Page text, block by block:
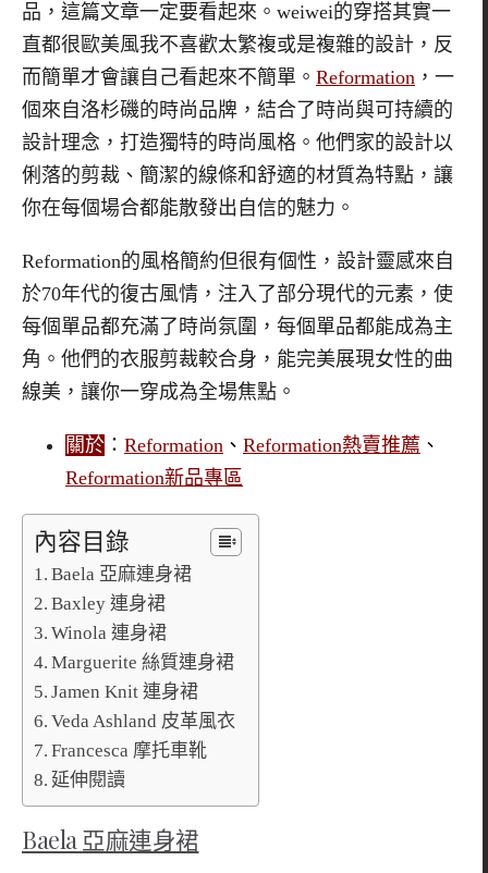
品，這篇文章一定要看起來。 weiwei的穿搭其實一
直都很歐美風我不喜歡太繁複或是複雜的設計，反
而簡單才會讓自己看起來不簡單。 Reformation ，一
個來自洛杉磯的時尚品牌，結合了時尚與可持續的
設計理念，打造獨特的時尚風格。他們家的設計以
俐落的剪裁、簡潔的線條和舒適的材質為特點，讓
你在每個場合都能散發出自信的魅力。
Reformation的風格簡約但很有個性，設計靈感來自
於70年代的復古風情，注入了部分現代的元素，使
每個單品都充滿了時尚氛圍，每個單品都能成為主
角。他們的衣服剪裁較合身，能完美展現女性的曲
線美，讓你一穿成為全場焦點。
關於 ： Reformation 、 Reformation熱賣推薦 、
Reformation新品專區
內容目錄
Baela 亞麻連身裙
Baxley 連身裙
Winola 連身裙
Marguerite 絲質連身裙
Jamen Knit 連身裙
Veda Ashland 皮革風衣
Francesca 摩托車靴
延伸閱讀
Baela 亞麻連身裙